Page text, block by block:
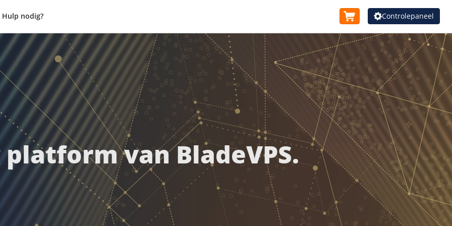
Hulp nodig?
Controlepaneel
van BladeVPS.